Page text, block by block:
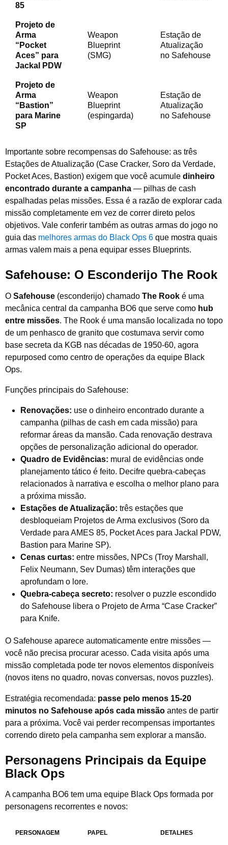
85
Projeto de
Arma
“Pocket
Aces” para
Jackal PDW
Weapon
Blueprint
(SMG)
Estação de
Atualização
no Safehouse
Projeto de
Arma
“Bastion”
para Marine
SP
Weapon
Blueprint
(espingarda)
Estação de
Atualização
no Safehouse
Importante sobre recompensas do Safehouse: as três
Estações de Atualização (Case Cracker, Soro da Verdade,
Pocket Aces, Bastion) exigem que você acumule dinheiro
encontrado durante a campanha — pilhas de cash
espalhadas pelas missões. Essa é a razão de explorar cada
missão completamente em vez de correr direto pelos
objetivos. Vale conferir também as outras armas do jogo no
guia das melhores armas do Black Ops 6 que mostra quais
armas valem mais a pena equipar esses Blueprints.
Safehouse: O Esconderijo The Rook
O Safehouse (esconderijo) chamado The Rook é uma
mecânica central da campanha BO6 que serve como hub
entre missões. The Rook é uma mansão localizada no topo
de um penhasco de granito que costumava servir como
base secreta da KGB nas décadas de 1950-60, agora
repurposed como centro de operações da equipe Black
Ops.
Funções principais do Safehouse:
Renovações: use o dinheiro encontrado durante a
campanha (pilhas de cash em cada missão) para
reformar áreas da mansão. Cada renovação destrava
opções de personalização adicional do operador.
Quadro de Evidências: mural de evidências onde
planejamento tático é feito. Decifre quebra-cabeças
relacionados à narrativa e escolha o melhor plano para
a próxima missão.
Estações de Atualização: três estações que
desbloqueiam Projetos de Arma exclusivos (Soro da
Verdade para AMES 85, Pocket Aces para Jackal PDW,
Bastion para Marine SP).
Cenas curtas: entre missões, NPCs (Troy Marshall,
Felix Neumann, Sev Dumas) têm interações que
aprofundam o lore.
Quebra-cabeça secreto: resolver o puzzle escondido
do Safehouse libera o Projeto de Arma “Case Cracker”
para Knife.
O Safehouse aparece automaticamente entre missões —
você não precisa procurar acesso. Cada visita após uma
missão completada pode ter novos elementos disponíveis
(novos itens no quadro, novas conversas, novos puzzles).
Estratégia recomendada: passe pelo menos 15-20
minutos no Safehouse após cada missão antes de partir
para a próxima. Você vai perder recompensas importantes
correndo direto pela campanha sem explorar a mansão.
Personagens Principais da Equipe
Black Ops
A campanha BO6 tem uma equipe Black Ops formada por
personagens recorrentes e novos:
PERSONAGEM PAPEL DETALHES